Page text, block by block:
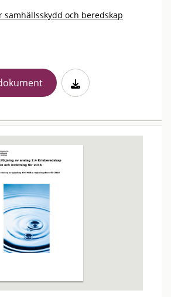
samhällsskydd och beredskap